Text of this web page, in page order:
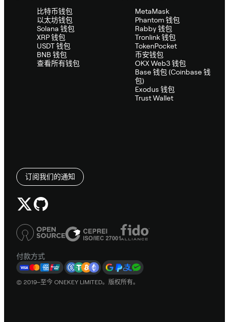
比特币钱包
以太坊钱包
Solana 钱包
XRP 钱包
USDT 钱包
BNB 钱包
查看所有钱包
MetaMask
Phantom 钱包
Rabby 钱包
Tronlink 钱包
TokenPocket
币安钱包
OKX Web3 钱包
Base 钱包 (Coinbase 钱
包)
Exodus 钱包
Trust Wallet
订阅我们的通知
付款方式
© 2019–至今 ONEKEY LIMITED。版权所有。